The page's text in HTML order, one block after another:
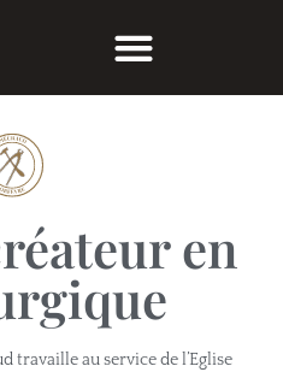
en
travaille au service de l’Eglise